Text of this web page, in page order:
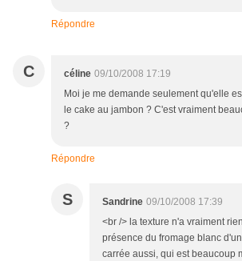
Répondre
C céline 09/10/2008 17:19
Moi je me demande seulement qu'elle
le cake au jambon ? C'est vraiment
?
Répondre
S Sandrine 09/10/2008 17:39
<br /> la texture n'a vraiment
présence du fromage blanc
carrée aussi, qui est beaucoup